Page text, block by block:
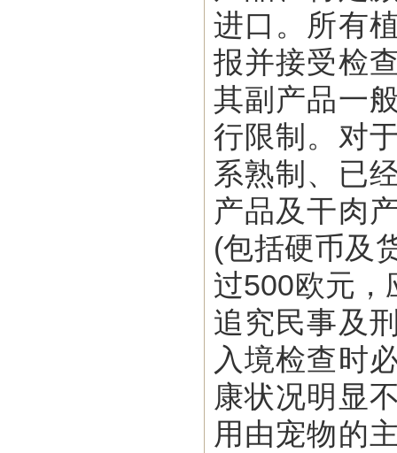
进口。所有
报并接受检
其副产品一
行限制。对
系熟制、已
产品及干肉
(包括硬币及
过500欧元，
追究民事及
入境检查时
康状况明显
用由宠物的